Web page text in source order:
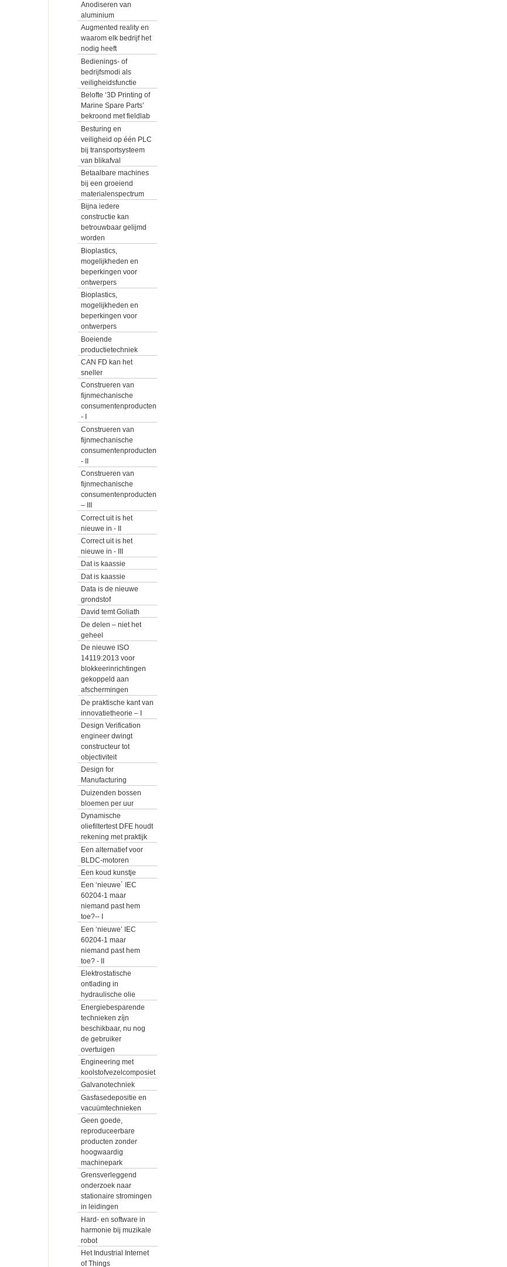
Anodiseren van
aluminium
Augmented reality en
waarom elk bedrijf het
nodig heeft
Bedienings- of
bedrijfsmodi als
veiligheidsfunctie
Belofte ‘3D Printing of
Marine Spare Parts’
bekroond met fieldlab
Besturing en
veiligheid op één PLC
bij transportsysteem
van blikafval
Betaalbare machines
bij een groeiend
materialenspectrum
Bijna iedere
constructie kan
betrouwbaar gelijmd
worden
Bioplastics,
mogelijkheden en
beperkingen voor
ontwerpers
Bioplastics,
mogelijkheden en
beperkingen voor
ontwerpers
Boeiende
productietechniek
CAN FD kan het
sneller
Construeren van
fijnmechanische
consumentenproducten
- I
Construeren van
fijnmechanische
consumentenproducten
- II
Construeren van
fijnmechanische
consumentenproducten
– III
Correct uit is het
nieuwe in - II
Correct uit is het
nieuwe in - III
Dat is kaassie
Dat is kaassie
Data is de nieuwe
grondstof
David temt Goliath
De delen – niet het
geheel
De nieuwe ISO
14119:2013 voor
blokkeerinrichtingen
gekoppeld aan
afschermingen
De praktische kant van
innovatietheorie – I
Design Verification
engineer dwingt
constructeur tot
objectiviteit
Design for
Manufacturing
Duizenden bossen
bloemen per uur
Dynamische
oliefiltertest DFE houdt
rekening met praktijk
Een alternatief voor
BLDC-motoren
Een koud kunstje
Een ‘nieuwe´ IEC
60204-1 maar
niemand past hem
toe?-- I
Een ‘nieuwe’ IEC
60204-1 maar
niemand past hem
toe? - II
Elektrostatische
ontlading in
hydraulische olie
Energiebesparende
technieken zíjn
beschikbaar, nu nog
de gebruiker
overtuigen
Engineering met
koolstofvezelcomposiet
Galvanotechniek
Gasfasedepositie en
vacuümtechnieken
Geen goede,
reproduceerbare
producten zonder
hoogwaardig
machinepark
Grensverleggend
onderzoek naar
stationaire stromingen
in leidingen
Hard- en software in
harmonie bij muzikale
robot
Het Industrial Internet
of Things